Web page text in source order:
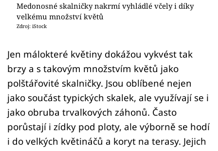
Medonosné skalničky nakrmí vyhládlé včely i díky
velkému množství květů
Zdroj: iStock
Jen málokteré květiny dokážou vykvést tak
brzy a s takovým množstvím květů jako
polštářovité skalničky. Jsou oblíbené nejen
jako součást typických skalek, ale využívají se i
jako obruba trvalkových záhonů. Často
porůstají i zídky pod ploty, ale výborně se hodí
i do velkých květináčů a koryt na terasy. Jejich